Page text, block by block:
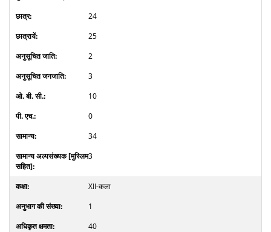
24
25
2
3
10
0
34
3
XII-कला
1
40